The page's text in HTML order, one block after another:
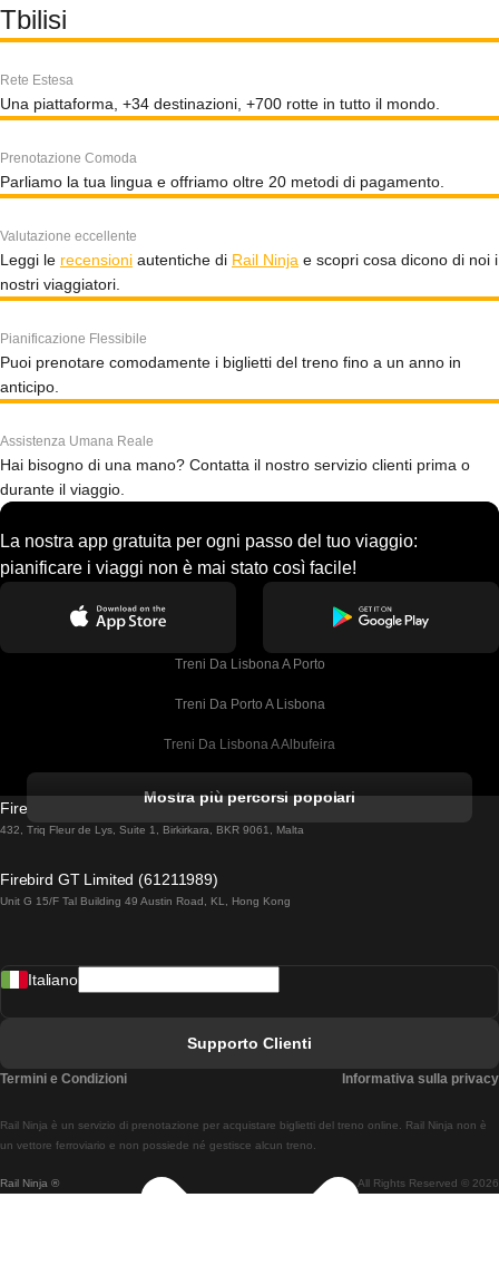
Tbilisi
Rete Estesa
Una piattaforma, +34 destinazioni, +700 rotte in tutto il mondo.
Prenotazione Comoda
Parliamo la tua lingua e offriamo oltre 20 metodi di pagamento.
Valutazione eccellente
Leggi le recensioni autentiche di Rail Ninja e scopri cosa dicono di noi i
nostri viaggiatori.
Pianificazione Flessibile
Puoi prenotare comodamente i biglietti del treno fino a un anno in
anticipo.
Assistenza Umana Reale
Hai bisogno di una mano? Contatta il nostro servizio clienti prima o
durante il viaggio.
La nostra app gratuita per ogni passo del tuo viaggio:
pianificare i viaggi non è mai stato così facile!
Treni Da Lisbona A Porto
Treni Da Porto A Lisbona
Treni Da Lisbona A Albufeira
Treni Da Lisbona A Lagos
Treni Da Lisbona A Madrid
Treni Da Lisbon A Braga
Treni Da Braga A Lisbona
Mostra più percorsi popolari
Firebird GT Limited (OC 1451)
432, Triq Fleur de Lys, Suite 1, Birkirkara, BKR 9061, Malta
Firebird GT Limited (61211989)
Unit G 15/F Tal Building 49 Austin Road, KL, Hong Kong
Rail Ninja ® All Rights Reserved © 2026
Rail Ninja è un servizio di prenotazione per acquistare biglietti del treno online. Rail Ninja non è
un vettore ferroviario e non possiede né gestisce alcun treno.
Italiano
Supporto Clienti
Termini e Condizioni Informativa sulla privacy